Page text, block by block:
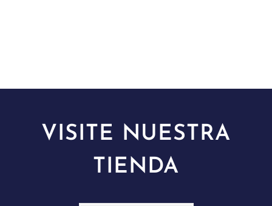
VISITE NUESTRA
TIENDA